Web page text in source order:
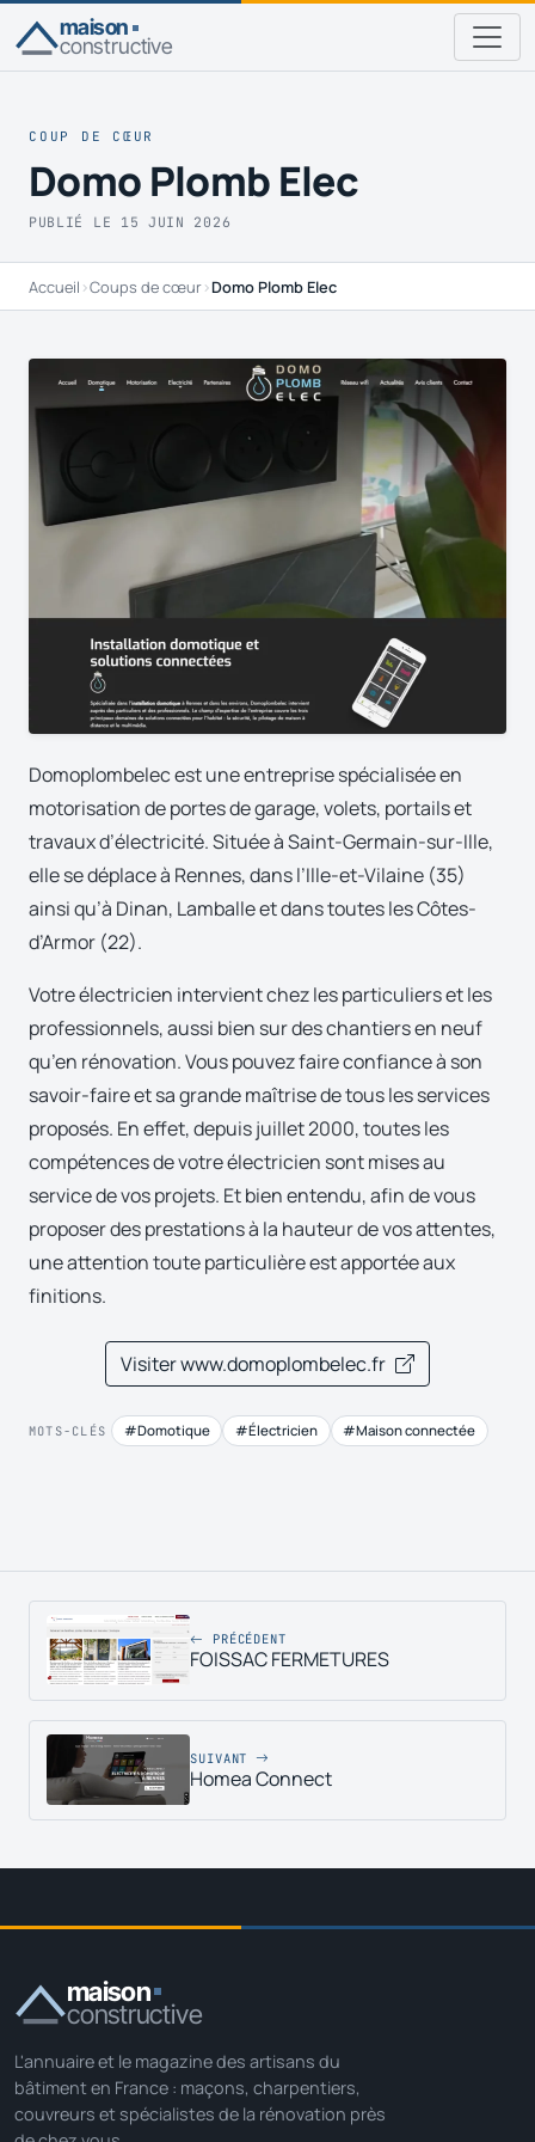
maison
constructive
COUP DE CŒUR
Domo Plomb Elec
PUBLIÉ LE 15 JUIN 2026
Accueil ›Coups de cœur›Domo Plomb Elec
Domoplombelec est une entreprise spécialisée en
motorisation de portes de garage, volets, portails et
travaux d’électricité. Située à Saint-Germain-sur-Ille,
elle se déplace à Rennes, dans l’Ille-et-Vilaine (35)
ainsi qu’à Dinan, Lamballe et dans toutes les Côtes-
d’Armor (22).
Votre électricien intervient chez les particuliers et les
professionnels, aussi bien sur des chantiers en neuf
qu’en rénovation. Vous pouvez faire confiance à son
savoir-faire et sa grande maîtrise de tous les services
proposés. En effet, depuis juillet 2000, toutes les
compétences de votre électricien sont mises au
service de vos projets. Et bien entendu, afin de vous
proposer des prestations à la hauteur de vos attentes,
une attention toute particulière est apportée aux
finitions.
Visiter www.domoplombelec.fr
MOTS-CLÉS #Domotique #Électricien #Maison connectée
PRÉCÉDENT
FOISSAC FERMETURES
SUIVANT
Homea Connect
maison
constructive
L'annuaire et le magazine des artisans du
bâtiment en France : maçons, charpentiers,
couvreurs et spécialistes de la rénovation près